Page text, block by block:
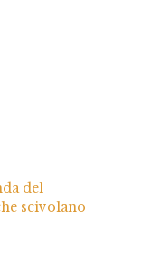
del
scivolano